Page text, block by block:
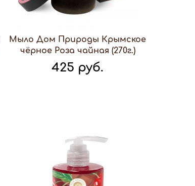
Мыло Дом Природы Крымское
чёрное Роза чайная (270г.)
425 руб.